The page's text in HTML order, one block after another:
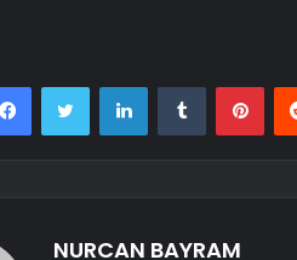
FacebookTwitter LinkedInTumblr
NURCAN BAYRAM